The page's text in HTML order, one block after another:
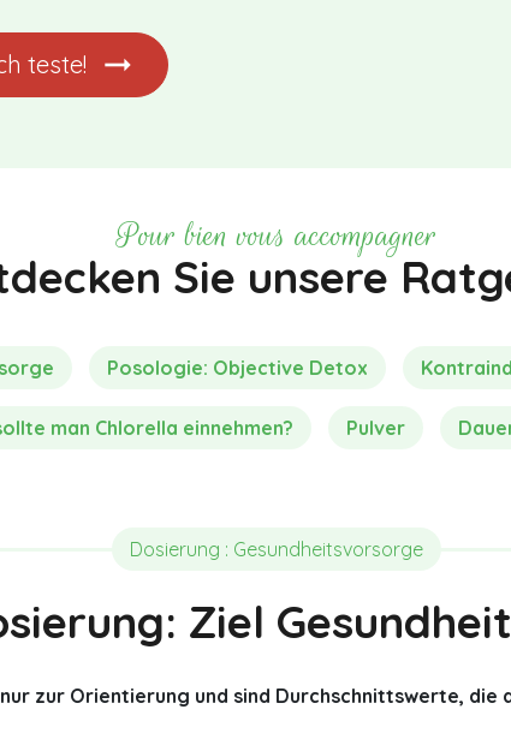
teste!
Pour bien vous accompagner
Sie unsere
Posologie: Objective Detox
man Chlorella einnehmen? Pulver
Dosierung : Gesundheitsvorsorge
Ziel
zur Orientierung und sind Durchschnittswerte,